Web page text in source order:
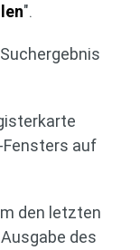
".
auf
den letzten
des